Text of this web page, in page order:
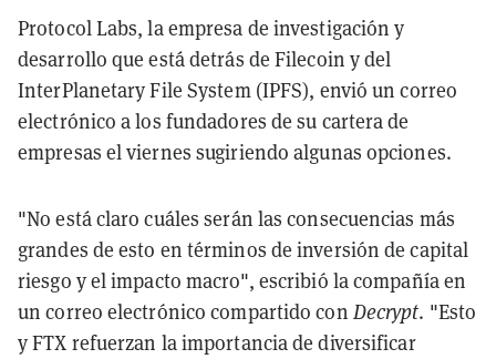
Protocol Labs, la empresa de investigación y
desarrollo que está detrás de Filecoin y del
InterPlanetary File System (IPFS), envió un correo
electrónico a los fundadores de su cartera de
empresas el viernes sugiriendo algunas opciones.
"No está claro cuáles serán las consecuencias más
grandes de esto en términos de inversión de capital
riesgo y el impacto macro", escribió la compañía en
un correo electrónico compartido con Decrypt. "Esto
y FTX refuerzan la importancia de diversificar